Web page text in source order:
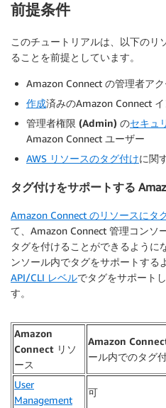
前提条件
このチュートリアルは、以下のリ
ることを前提としています。
Amazon Connect の管理者ア
作成済みのAmazon Connect
管理者権限 (Admin) のセキュ
Amazon Connect ユーザー
AWS リソースのタグ付けに関
タグ付けをサポートする
Amazon Connect のリソースにタ
て、Amazon Connect 管理コンソ
タグを付けることができるように
ンソール内でタグをサポートする
API/CLI レベルでタグをサポート
す。
Amazon
Connect リソ
ース
Amazon
ール内でのタグ
User
Management
可